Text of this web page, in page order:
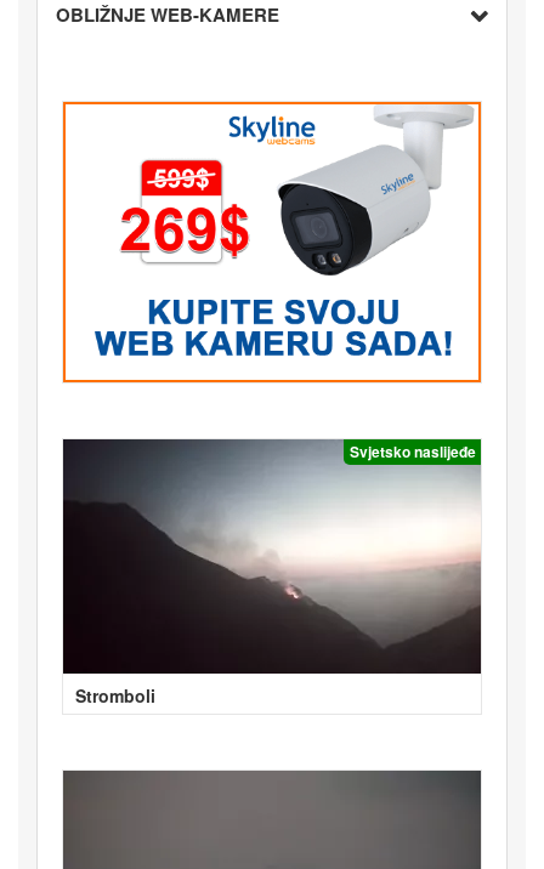
OBLIŽNJE WEB-KAMERE
Svjetsko naslijeđe
Stromboli